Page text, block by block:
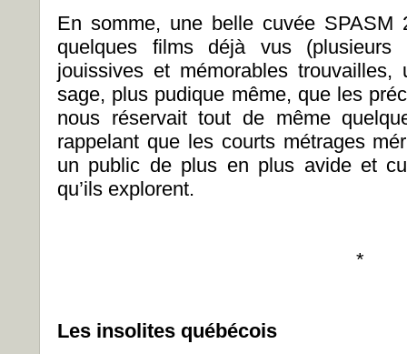
En somme, une belle cuvée SPASM
quelques films déjà vus (plusieurs
jouissives et mémorables
sage, plus pudique même, que les
nous réservait tout de même
rappelant que les courts métrages
un public de plus en plus avide et
qu’ils explorent.
*
Les insolites québécois